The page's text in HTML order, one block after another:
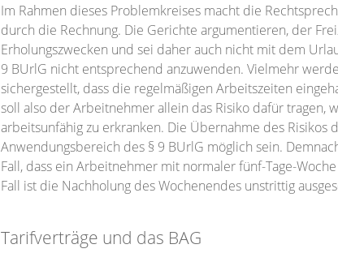
Im Rahmen dieses Problemkreises macht die
durch die Rechnung. Die Gerichte argumentieren, der
Erholungszwecken und sei daher auch nicht mit dem
9 BUrlG nicht entsprechend anzuwenden. Vielmehr
sichergestellt, dass die regelmäßigen Arbeitszeiten
soll also der Arbeitnehmer allein das Risiko dafür tragen,
arbeitsunfähig zu erkranken. Die Übernahme des
Anwendungsbereich des § 9 BUrlG möglich sein.
Fall, dass ein Arbeitnehmer mit normaler fünf-Tage-
Fall ist die Nachholung des Wochenendes unstrittig
Tarifverträge und das BAG